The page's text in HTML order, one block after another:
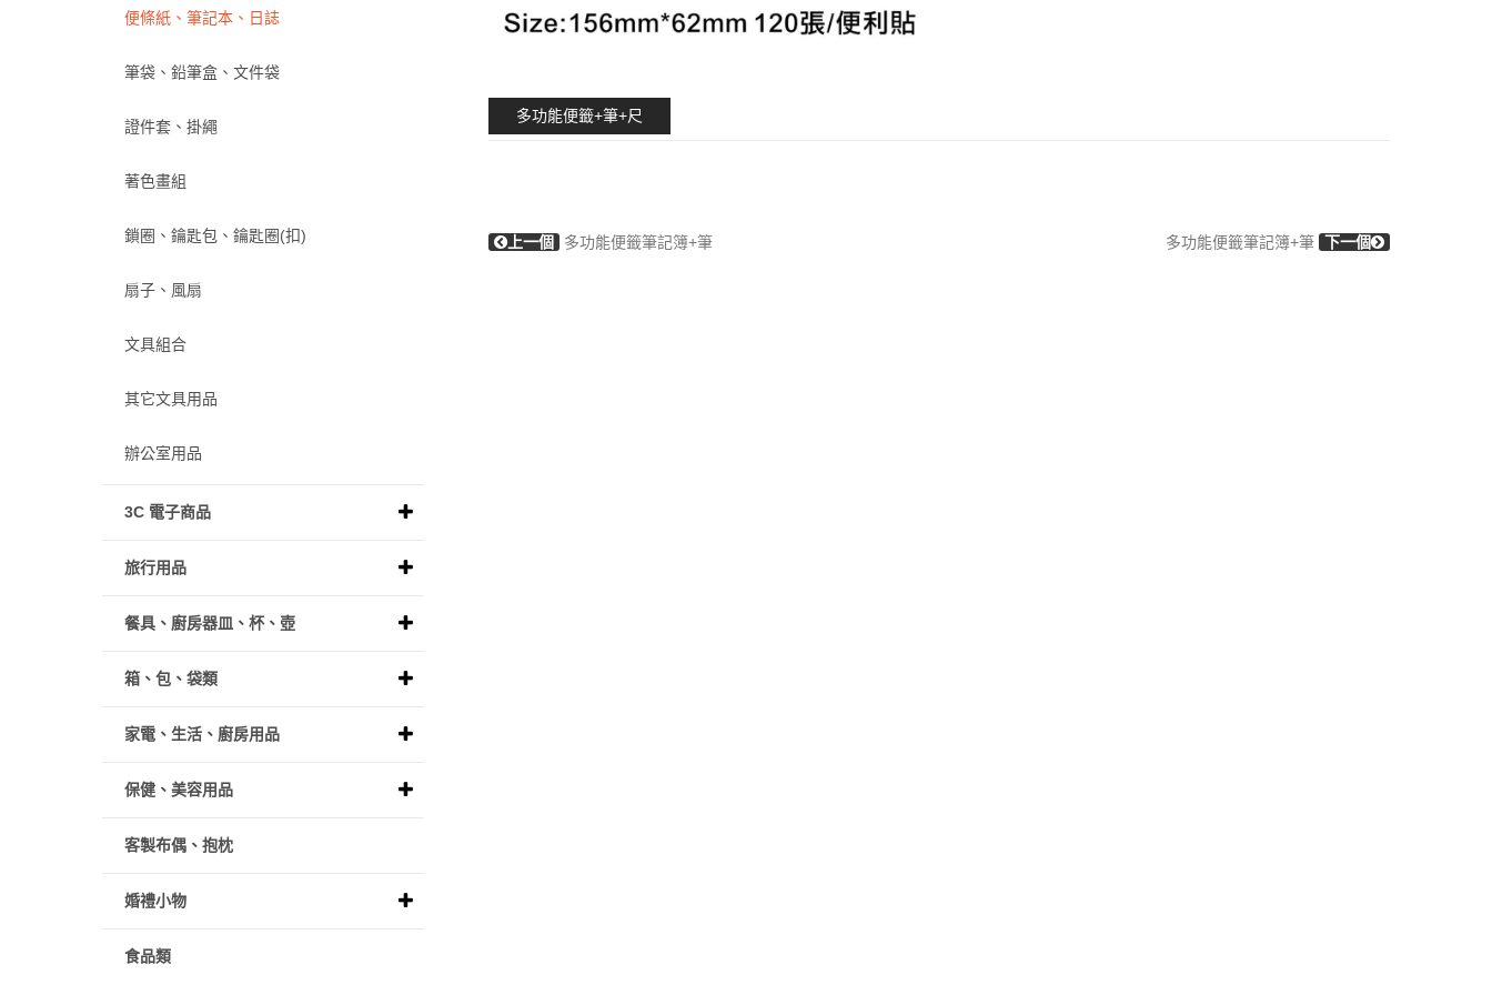
多功能便籤+筆+尺
上一個 多功能便籤筆記簿+筆 多功能便籤筆記簿+筆 下一個
便條紙、筆記本、日誌
筆袋、鉛筆盒、文件袋
證件套、掛繩
著色畫組
鎖圈、鑰匙包、鑰匙圈(扣)
扇子、風扇
文具組合
其它文具用品
辦公室用品
3C 電子商品
旅行用品
餐具、廚房器皿、杯、壺
箱、包、袋類
家電、生活、廚房用品
保健、美容用品
客製布偶、抱枕
婚禮小物
食品類